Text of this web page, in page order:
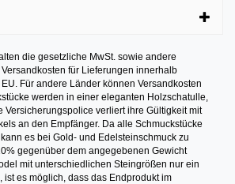
die gesetzliche MwSt. sowie andere
für Lieferungen innerhalb
Für andere Länder können Versandkosten
werden in einer eleganten Holzschatulle,
Versicherungspolice verliert ihre Gültigkeit mit
an den Empfänger. Da alle Schmuckstücke
es bei Gold- und Edelsteinschmuck zu
gegenüber dem angegebenen Gewicht
mit unterschiedlichen Steingrößen nur ein
ist es möglich, dass das Endprodukt im